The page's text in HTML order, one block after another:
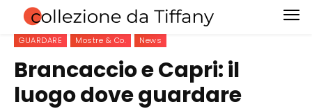
GUARDARE Mostre & Co. News
Brancaccio e Capri: il
luogo dove guardare